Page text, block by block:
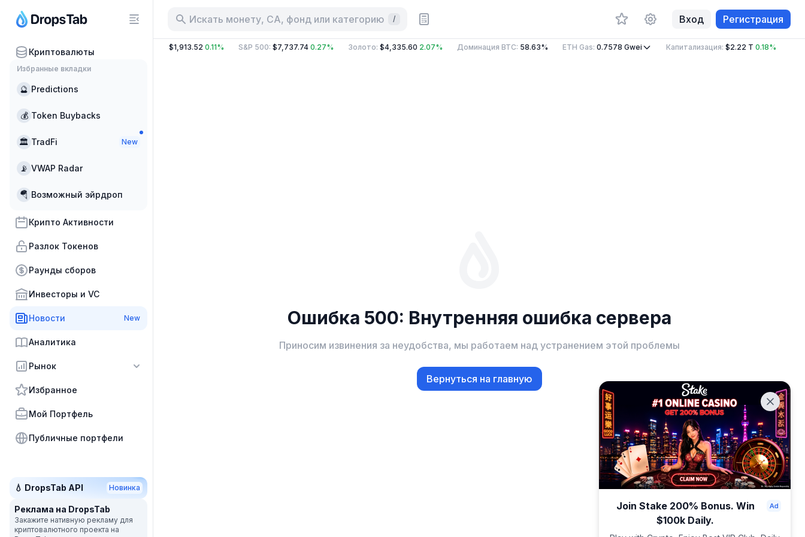
Криптовалюты
Избранные вкладки
🔮 Predictions
💰 Token Buybacks
🏛 TradFi New
📡 VWAP Radar
🪂 Возможный эйрдроп
Крипто Активности
Разлок Токенов
Раунды сборов
Инвесторы и VC
Новости New
Аналитика
Рынок
Избранное
Мой Портфель
Публичные портфели
💧 DropsTab API Новинка
Реклама на DropsTab
Закажите нативную рекламу для
криптовалютного проекта на
Искать монету, CA, фонд или категорию / Вход Регистрация
2.42% $1,913.52 0.11% S&P 500:$7,737.74 0.27% Золото:$4,335.60 2.07% Доминация BTC:58.63% ETH Gas:0.7578Gwei Капитализация:$2.22 T 0.18%
Ошибка 500: Внутренняя ошибка сервера
Приносим извинения за неудобства, мы работаем над устранением этой проблемы
Вернуться на главную
Join Stake 200% Bonus. Win
$100k Daily.